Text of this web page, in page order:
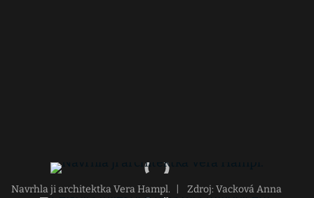
Navrhla ji architektka Vera Hampl. Zdroj: Vacková Anna